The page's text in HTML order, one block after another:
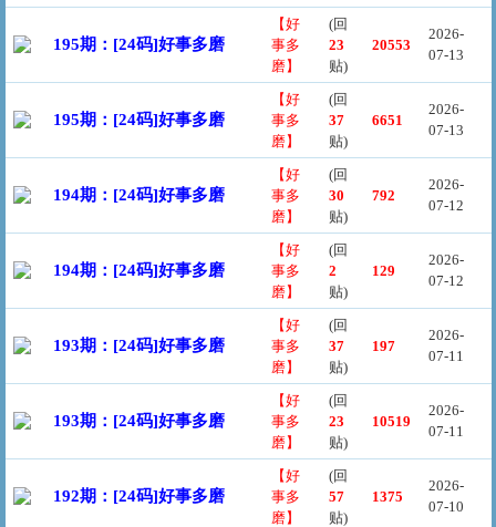
195期：[24码]好事多磨
【好
事多
磨】
(回
23
贴)
20553
2026-
07-13
195期：[24码]好事多磨
【好
事多
磨】
(回
37
贴)
6651
2026-
07-13
194期：[24码]好事多磨
【好
事多
磨】
(回
30
贴)
792
2026-
07-12
194期：[24码]好事多磨
【好
事多
磨】
(回
2
贴)
129
2026-
07-12
193期：[24码]好事多磨
【好
事多
磨】
(回
37
贴)
197
2026-
07-11
193期：[24码]好事多磨
【好
事多
磨】
(回
23
贴)
10519
2026-
07-11
192期：[24码]好事多磨
【好
事多
磨】
(回
57
贴)
1375
2026-
07-10